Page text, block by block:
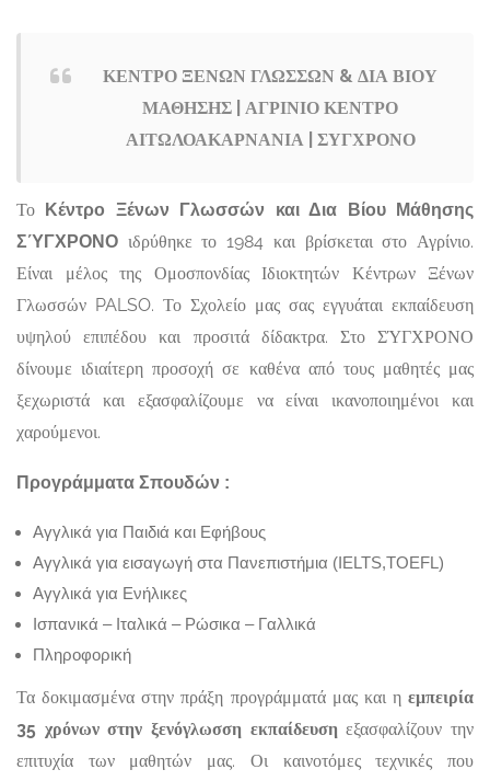
ΚΕΝΤΡΟ ΞΕΝΩΝ ΓΛΩΣΣΩΝ & ΔΙΑ ΒΙΟΥ
ΜΑΘΗΣΗΣ | ΑΓΡΙΝΙΟ ΚΕΝΤΡΟ
ΑΙΤΩΛΟΑΚΑΡΝΑΝΙΑ | ΣΥΓΧΡΟΝΟ
Το
Κέντρο Ξένων Γλωσσών και Δια Βίου Μάθησης
ΣΎΓΧΡΟΝΟ ιδρύθηκε το 1984 και βρίσκεται στο Αγρίνιο.
Είναι μέλος της Ομοσπονδίας Ιδιοκτητών Κέντρων Ξένων
Γλωσσών PALSO. Το Σχολείο μας σας εγγυάται εκπαίδευση
υψηλού επιπέδου και προσιτά δίδακτρα. Στο ΣΎΓΧΡΟΝΟ
δίνουμε ιδιαίτερη προσοχή σε καθένα από τους μαθητές μας
ξεχωριστά και εξασφαλίζουμε να είναι ικανοποιημένοι και
χαρούμενοι.
Προγράμματα Σπουδών :
Αγγλικά για Παιδιά και Εφήβους
Αγγλικά για εισαγωγή στα Πανεπιστήμια (IELTS,TOEFL)
Αγγλικά για Ενήλικες
Ισπανικά – Ιταλικά – Ρώσικα – Γαλλικά
Πληροφορική
Τα δοκιμασμένα στην πράξη προγράμματά μας και η εμπειρία
35 χρόνων στην ξενόγλωσση εκπαίδευση εξασφαλίζουν την
επιτυχία των μαθητών μας. Οι καινοτόμες τεχνικές που